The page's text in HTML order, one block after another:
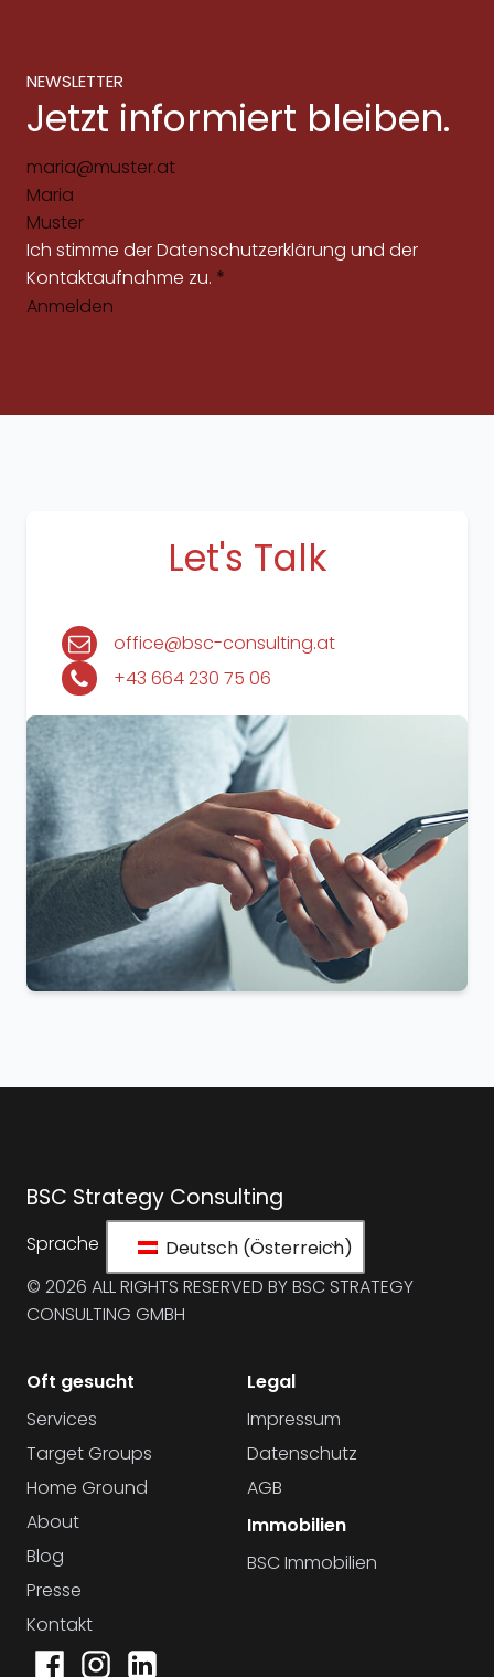
NEWSLETTER
Jetzt informiert bleiben.
Ich stimme derDatenschutzerklärung und der
Kontaktaufnahme zu. *
Anmelden
Let's Talk
office@bsc-consulting.at
+43 664 230 75 06
BSC Strategy Consulting
Sprache
Deutsch (Österreich)
© 2026 ALL RIGHTS RESERVED BY BSC STRATEGY
CONSULTING GMBH
Oft gesucht
Services
Target Groups
Home Ground
About
Blog
Presse
Kontakt
Legal
Impressum
Datenschutz
AGB
Immobilien
BSC Immobilien